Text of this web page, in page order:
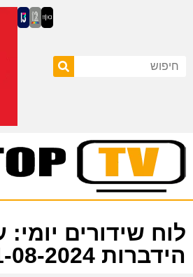
לוח שידורים יומי:
הידברות 31-08-2024